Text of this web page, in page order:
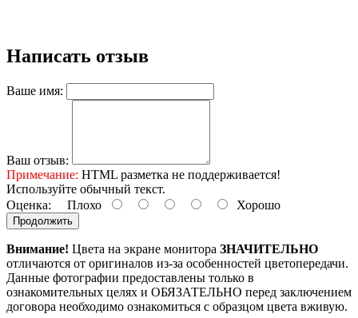
Написать отзыв
Ваше имя:
Ваш отзыв:
Примечание: HTML разметка не поддерживается!
Используйте обычный текст.
Оценка: Плохо Хорошо
Продолжить
Внимание! Цвета на экране монитора ЗНАЧИТЕЛЬНО
отличаются от оригиналов из-за особенностей цветопередачи.
Данные фотографии предоставлены только в
ознакомительных целях и ОБЯЗАТЕЛЬНО перед заключением
договора необходимо ознакомиться с образцом цвета вживую.